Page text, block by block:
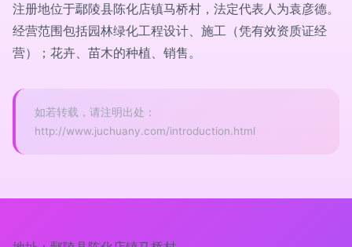
注册地位于鄢陵县陈化店镇马桥村，法定代表人为袁彦德。
经营范围包括园林绿化工程设计、施工（凭有效资质证经
营）；花卉、苗木的种植、销售。
如若转载，请注明出处：
http://www.juchuany.com/introduction.html